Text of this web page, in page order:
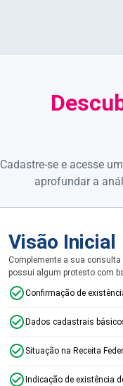
Cadastre-se e acesse
aprofundar a
Visão Inicial
Complemente a sua consulta
possui algum protesto com
Confirmação de
Dados cadastrais
Situação na Receita
Indicação de existência